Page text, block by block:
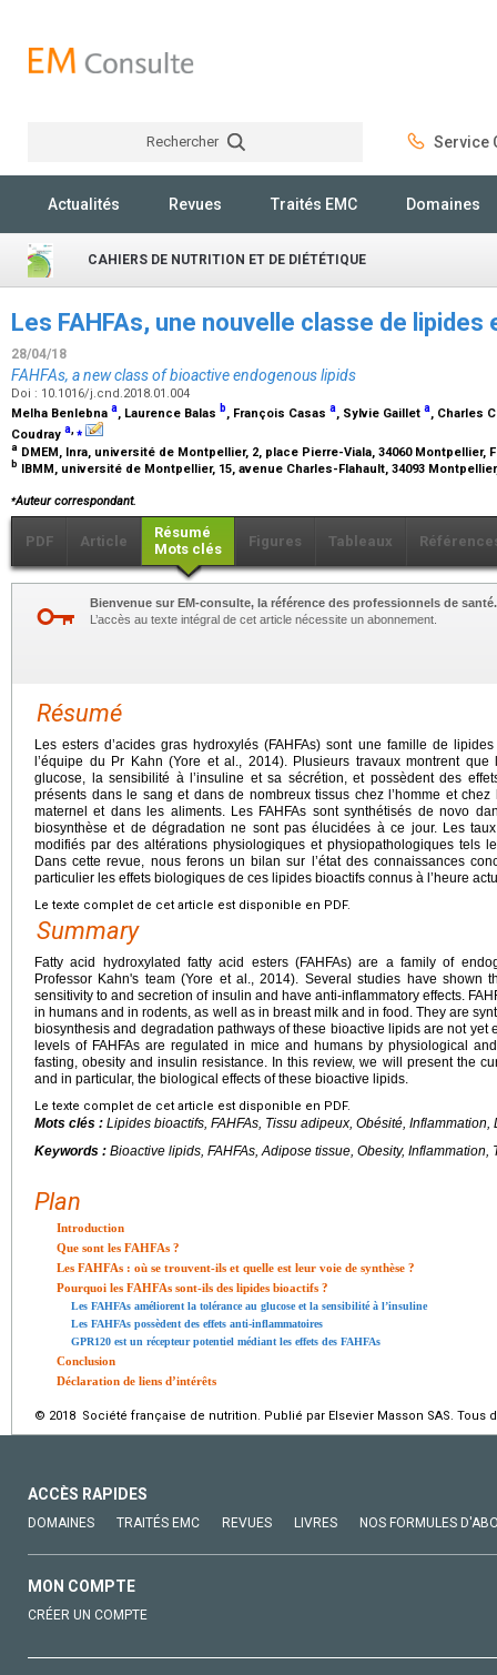
Rechercher Service
Actualités Revues Traités EMC Domaines
CAHIERS DE NUTRITION ET DE DIÉTÉTIQUE
Les FAHFAs, une nouvelle classe de
28/04/18
FAHFAs, a new class of bioactive endogenous lipids
Doi : 10.1016/j.cnd.2018.01.004
Melha Benlebna a, Laurence Balas b, François Casas a, Sylvie Gaillet a, Charles
Coudray a ⁎
a DMEM, Inra, université de Montpellier, 2, place Pierre-Viala, 34060 Montpellier,
b IBMM, université de Montpellier, 15, avenue Charles-Flahault, 34093
⁎Auteur correspondant.
PDF Article
Résumé
Mots clés
Figures Tableaux
Bienvenue sur EM-consulte, la référence des professionnels de santé.
L’accès au texte intégral de cet article nécessite un abonnement.
Résumé
Les esters d’acides gras hydroxylés (FAHFAs) sont une famille de
l’équipe du Pr Kahn (Yore et al., 2014). Plusieurs travaux montrent
glucose, la sensibilité à l’insuline et sa sécrétion, et possèdent des
présents dans le sang et dans de nombreux tissus chez l’homme et
maternel et dans les aliments. Les FAHFAs sont synthétisés de novo
biosynthèse et de dégradation ne sont pas élucidées à ce jour. Les
modifiés par des altérations physiologiques et physiopathologiques tels
Dans cette revue, nous ferons un bilan sur l’état des connaissances
particulier les effets biologiques de ces lipides bioactifs connus à l’heure
Le texte complet de cet article est disponible en PDF.
Summary
Fatty acid hydroxylated fatty acid esters (FAHFAs) are a family of
Professor Kahn's team (Yore et al., 2014). Several studies have shown
sensitivity to and secretion of insulin and have anti-inflammatory effects.
in humans and in rodents, as well as in breast milk and in food. They are
biosynthesis and degradation pathways of these bioactive lipids are not yet
levels of FAHFAs are regulated in mice and humans by physiological
fasting, obesity and insulin resistance. In this review, we will present the
and in particular, the biological effects of these bioactive lipids.
Le texte complet de cet article est disponible en PDF.
Mots clés : Lipides bioactifs, FAHFAs, Tissu adipeux, Obésité, Inflammation,
Keywords : Bioactive lipids, FAHFAs, Adipose tissue, Obesity, Inflammation,
Plan
Introduction
Que sont les FAHFAs ?
Les FAHFAs : où se trouvent-ils et quelle est leur voie de synthèse ?
Pourquoi les FAHFAs sont-ils des lipides bioactifs ?
Les FAHFAs améliorent la tolérance au glucose et la sensibilité à l’insuline
Les FAHFAs possèdent des effets anti-inflammatoires
GPR120 est un récepteur potentiel médiant les effets des FAHFAs
Conclusion
Déclaration de liens d’intérêts
© 2018 Société française de nutrition. Publié par Elsevier Masson SAS. Tous
ACCÈS RAPIDES
DOMAINES TRAITÉS EMC REVUES LIVRES NOS FORMULES
MON COMPTE
CRÉER UN COMPTE